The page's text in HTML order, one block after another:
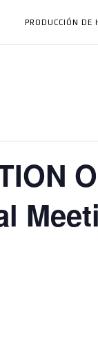
PRODUCCIÓN DE